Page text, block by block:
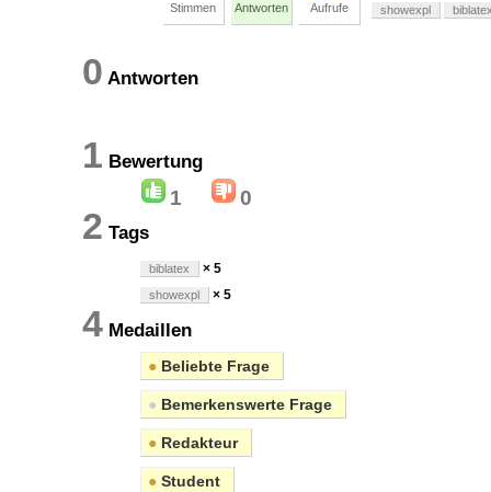
Stimmen Antworten Aufrufe showexpl
0 Antworten
1 Bewertung
1 0
2 Tags
biblatex × 5
showexpl × 5
4 Medaillen
● Beliebte Frage
● Bemerkenswerte Frage
● Redakteur
● Student